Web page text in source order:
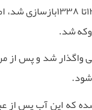
تا۱۳۳۸بازسازی شد،
شد.
واگذار شد و پس از
.
که این آب پس از